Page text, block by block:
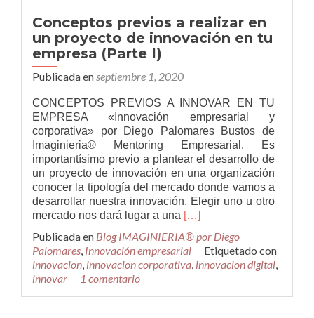
tu
empresa
(Parte
Conceptos previos a realizar en
un proyecto de innovación en tu
empresa (Parte I)
Publicada enseptiembre 1, 2020
CONCEPTOS PREVIOS A INNOVAR EN TU
EMPRESA «Innovación empresarial y
corporativa» por Diego Palomares Bustos de
Imaginieria® Mentoring Empresarial. Es
importantísimo previo a plantear el desarrollo de
un proyecto de innovación en una organización
conocer la tipología del mercado donde vamos a
desarrollar nuestra innovación. Elegir uno u otro
mercado nos dará lugar a una Leer
previos
a
realizar
un
[…]
Publicada en Blog IMAGINIERIA® por Diego
Palomares, Innovación empresarial
Etiquetado con
innovacion, innovacion corporativa, innovacion digital,
innovar
1 comentario